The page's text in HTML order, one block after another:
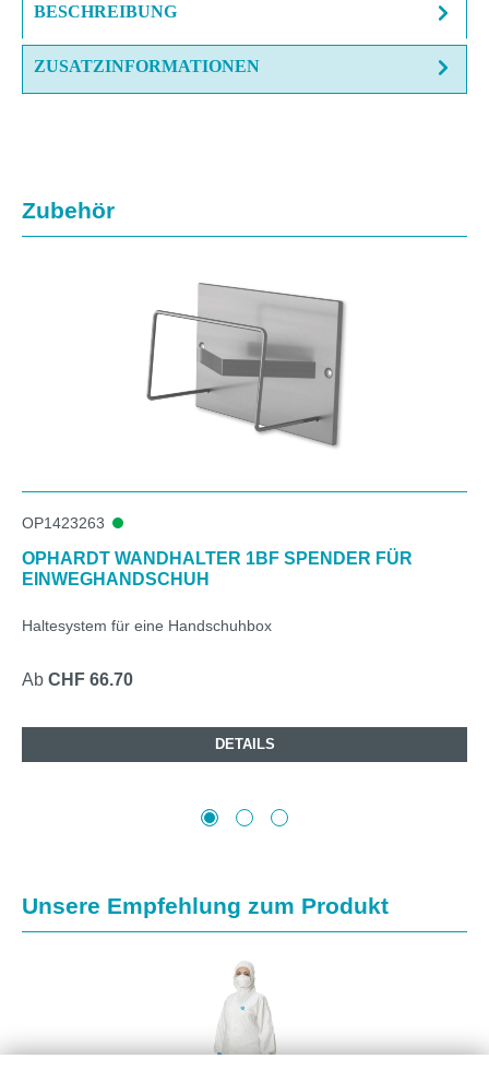
BESCHREIBUNG
ZUSATZINFORMATIONEN
Produktgalerie überspringen
Zubehör
OP1423263
OPHARDT WANDHALTER 1BF SPENDER FÜR
EINWEGHANDSCHUH
Haltesystem für eine Handschuhbox
Ab CHF 66.70
DETAILS
Produktgalerie überspringen
Unsere Empfehlung zum Produkt